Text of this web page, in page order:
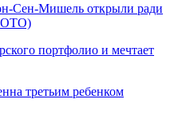
Сен-Мишель открыли ради
портфолио и мечтает
третьим ребенком